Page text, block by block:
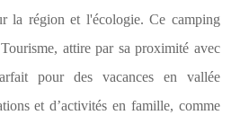
la région et l'écologie. Ce camping
attire par sa proximité avec
pour des vacances en vallée
et d’activités en famille, comme